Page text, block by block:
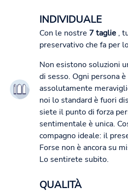
INDIVIDUALE
Con le nostre 7 taglie ,
preservativo che fa per
Non esistono soluzioni
di sesso. Ogni persona
assolutamente
noi lo standard è fuori
siete il punto di forza
sentimentale è unica.
compagno ideale: il
Forse non è ancora su
Lo sentirete subito.
QUALITÀ